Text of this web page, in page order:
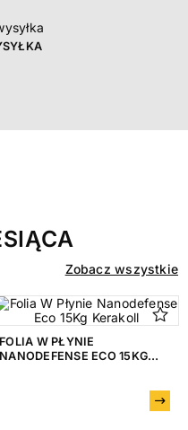
Zobacz wszystkie
FOLIA W PŁYNIE
NANODEFENSE ECO 15KG